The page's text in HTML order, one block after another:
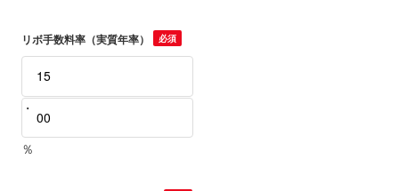
リボ手数料率（実質年率） 必須
・
％